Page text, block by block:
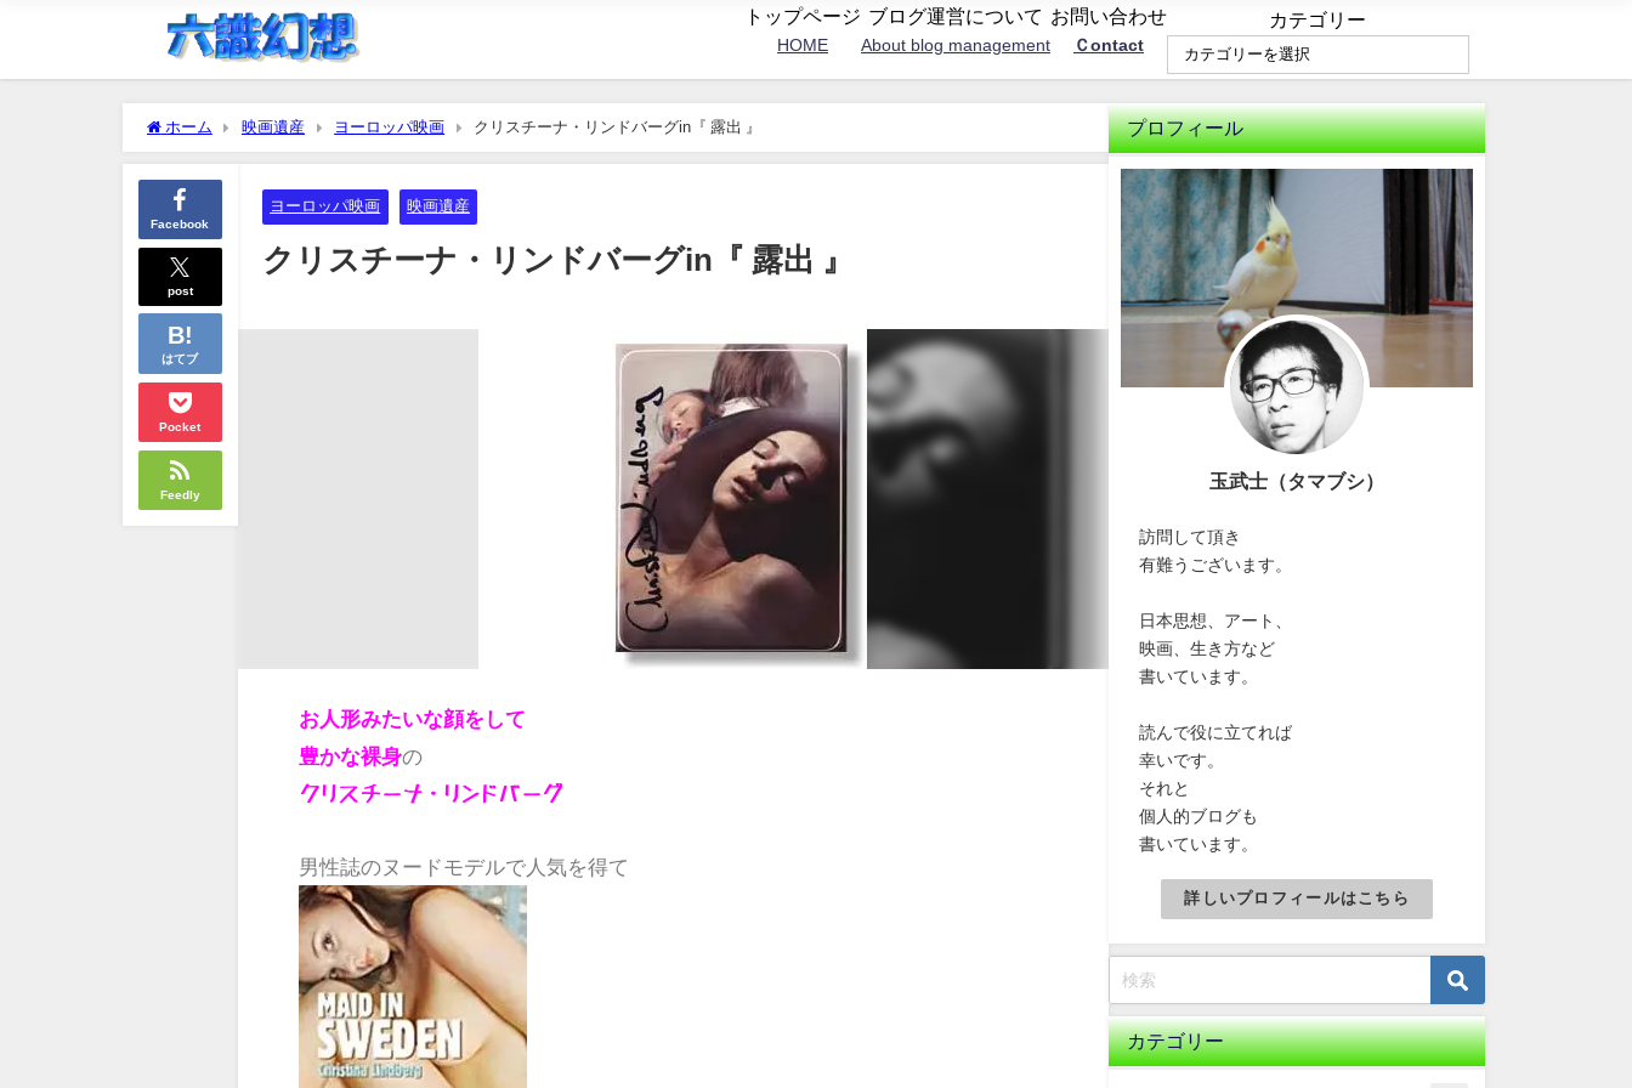
トップページ
HOME
ブログ運営について
About blog management
お問い合わせ
Ｃontact
カテゴリー
ホーム 映画遺産 ヨーロッパ映画 クリスチーナ・リンドバーグin『 露出 』
Facebook
post
はてブ
Pocket
Feedly
ヨーロッパ映画 映画遺産
クリスチーナ・リンドバーグin『 露出 』
お人形みたいな顔をして
豊かな裸身の
クリスチーナ・リンドバーグ
男性誌のヌードモデルで人気を得て
プロフィール
玉武士（タマブシ）
訪問して頂き
有難うございます。
日本思想、アート、
映画、生き方など
書いています。
読んで役に立てれば
幸いです。
それと
個人的ブログも
書いています。
詳しいプロフィールはこちら
カテゴリー